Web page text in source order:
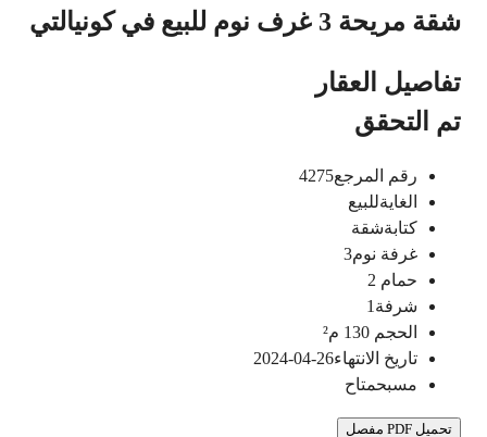
شقة مريحة 3 غرف نوم للبيع في كونيالتي
تفاصيل العقار
تم التحقق
رقم المرجع4275
الغايةللبيع
كتابةشقة
غرفة نوم3
حمام 2
شرفة 1
الحجم 130 م²
تاريخ الانتهاء26-04-2024
مسبحمتاح
تحميل PDF مفصل